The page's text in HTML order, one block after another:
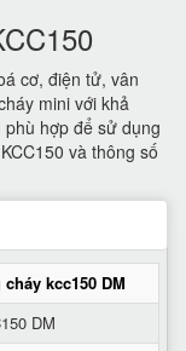
cơ, điện tử, vân
mini với khả
hợp để sử dụng
và thông số
kcc150 DM
DM